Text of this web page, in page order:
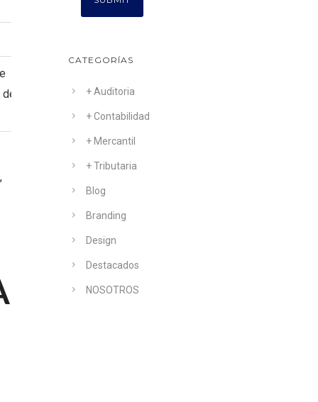
CATEGORÍAS
+ Auditoria
+ Contabilidad
+ Mercantil
+ Tributaria
Blog
Branding
Design
Destacados
NOSOTROS